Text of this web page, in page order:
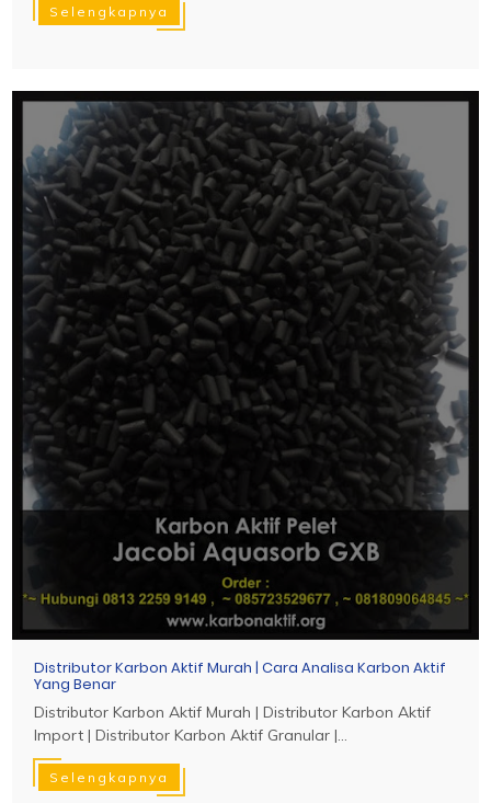
Selengkapnya
Distributor Karbon Aktif Murah | Cara Analisa Karbon Aktif
Yang Benar
Distributor Karbon Aktif Murah | Distributor Karbon Aktif
Import | Distributor Karbon Aktif Granular |...
Selengkapnya